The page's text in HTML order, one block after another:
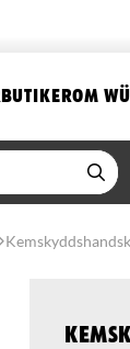
BUTIKEROM